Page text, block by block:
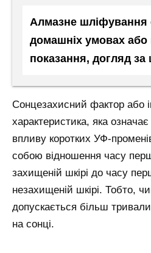
Алмазне шліфування
домашніх умовах або
показання, догляд за
Сонцезахисний фактор або
характеристика, яка означає
впливу коротких УФ-
собою відношення часу
захищеній шкірі до часу
незахищеній шкірі. Тобто,
допускається більш
на сонці.